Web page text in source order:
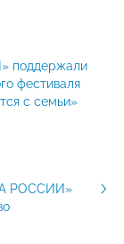
поддержали
фестиваля
с семьи»
РОССИИ»